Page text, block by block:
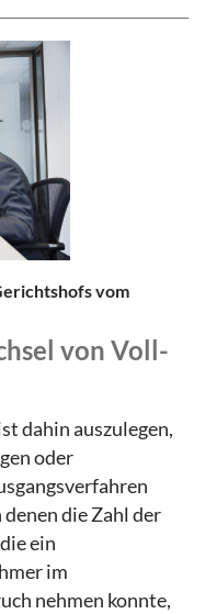
vom
von Voll-
dahin auszulegen,
oder
die Zahl der
ein
im
nehmen konnte,